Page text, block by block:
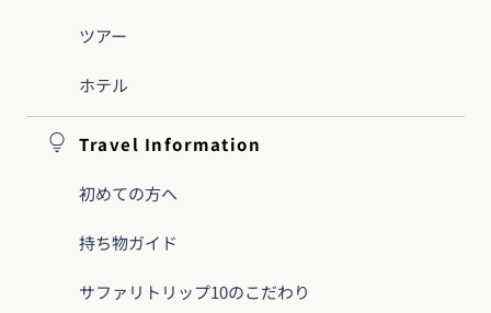
ツアー
ホテル
Travel Information
初めての方へ
持ち物ガイド
サファリトリップ10のこだわり